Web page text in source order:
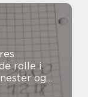
rolle i
og